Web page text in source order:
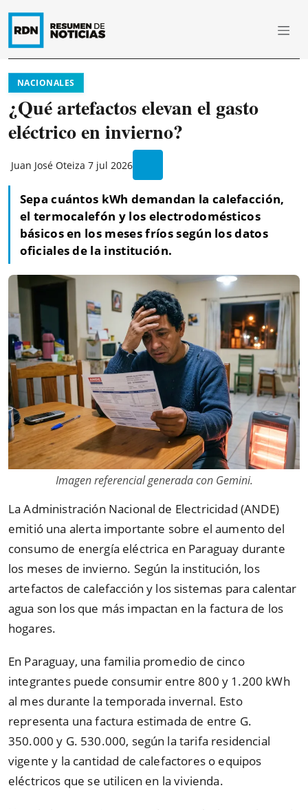
NACIONALES
¿Qué artefactos elevan el gasto
eléctrico en invierno?
Juan José Oteiza 7 jul 2026
Sepa cuántos kWh demandan la calefacción,
el termocalefón y los electrodomésticos
básicos en los meses fríos según los datos
oficiales de la institución.
Imagen referencial generada con Gemini.
La Administración Nacional de Electricidad (ANDE)
emitió una alerta importante sobre el aumento del
consumo de energía eléctrica en Paraguay durante
los meses de invierno. Según la institución, los
artefactos de calefacción y los sistemas para calentar
agua son los que más impactan en la factura de los
hogares.
En Paraguay, una familia promedio de cinco
integrantes puede consumir entre 800 y 1.200 kWh
al mes durante la temporada invernal. Esto
representa una factura estimada de entre G.
350.000 y G. 530.000, según la tarifa residencial
vigente y la cantidad de calefactores o equipos
eléctricos que se utilicen en la vivienda.